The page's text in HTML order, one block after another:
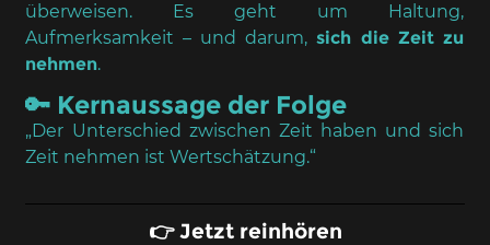
überweisen. Es geht um Haltung,
Aufmerksamkeit – und darum,sich die Zeit zu
nehmen.
🔑 Kernaussage der Folge
„Der Unterschied zwischen Zeit haben und sich
Zeit nehmen ist Wertschätzung.“
👉 Jetzt reinhören